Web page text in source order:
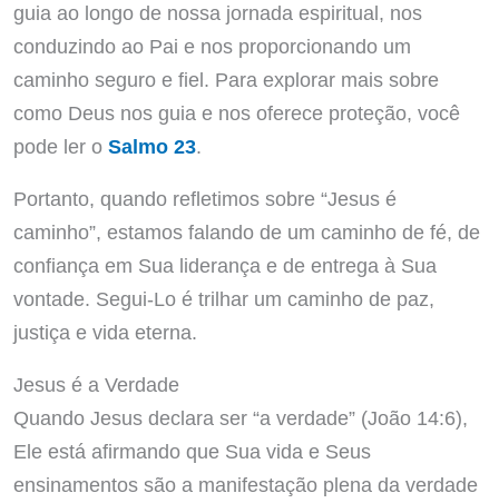
guia ao longo de nossa jornada espiritual, nos
conduzindo ao Pai e nos proporcionando um
caminho seguro e fiel. Para explorar mais sobre
como Deus nos guia e nos oferece proteção, você
pode ler o Salmo 23.
Portanto, quando refletimos sobre “Jesus é
caminho”, estamos falando de um caminho de fé, de
confiança em Sua liderança e de entrega à Sua
vontade. Segui-Lo é trilhar um caminho de paz,
justiça e vida eterna.
Jesus é a Verdade
Quando Jesus declara ser “a verdade” (João 14:6),
Ele está afirmando que Sua vida e Seus
ensinamentos são a manifestação plena da verdade